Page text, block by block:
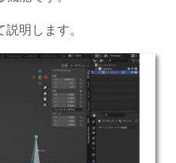
明します。